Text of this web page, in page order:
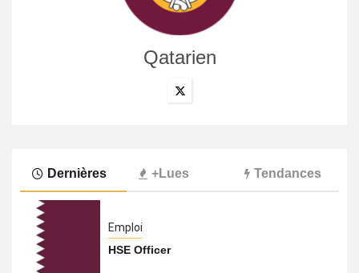
Qatarien
Dernières +Lues Tendances
Emploi
HSE Officer